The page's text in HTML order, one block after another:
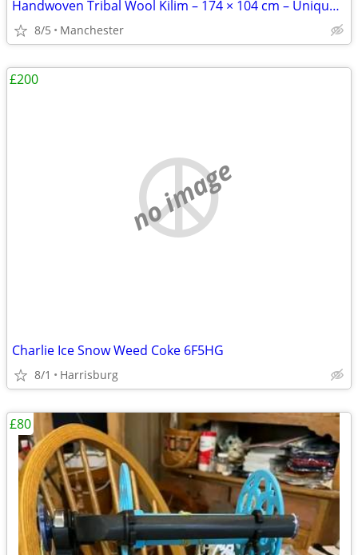
Handwoven Tribal Wool Kilim – 174 × 104 cm – Unique Nomadic Art
8/5 Manchester
no image
Charlie Ice Snow Weed Coke 6F5HG
8/1 Harrisburg
£200
£80